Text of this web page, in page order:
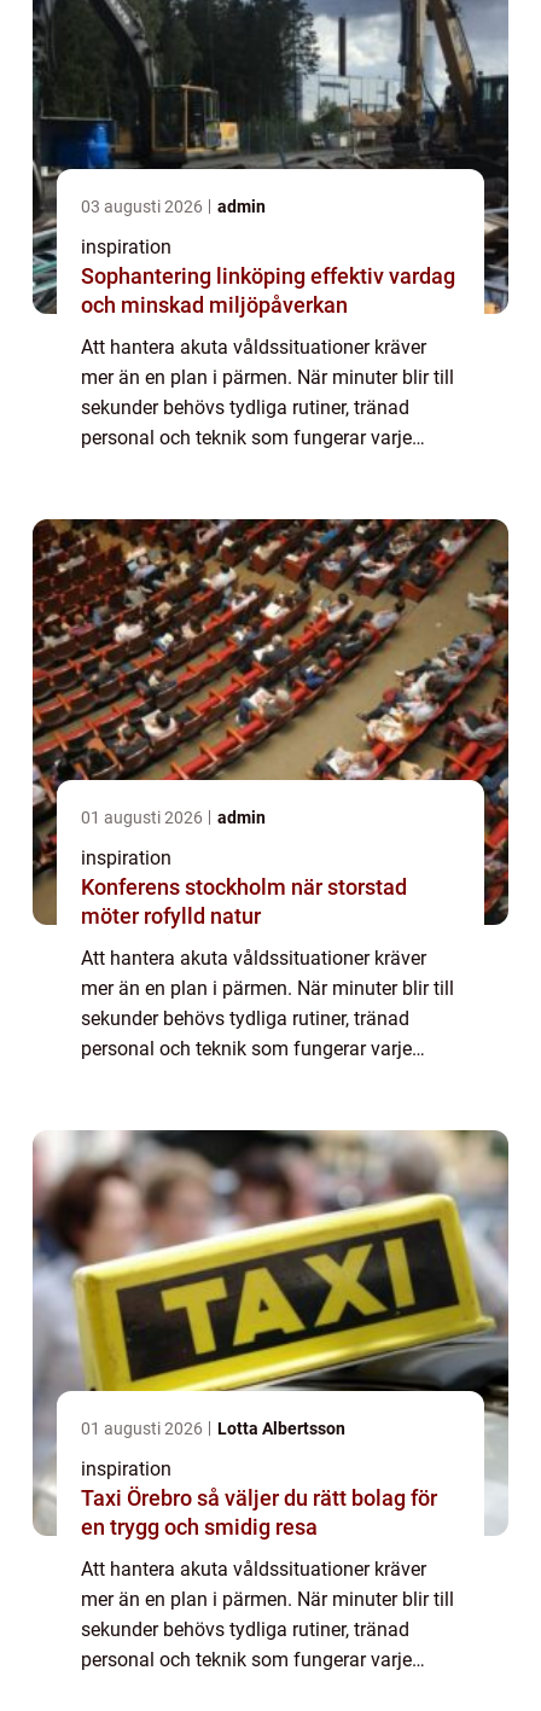
03 augusti 2026 admin
inspiration
Sophantering linköping effektiv vardag
och minskad miljöpåverkan
Att hantera akuta våldssituationer kräver
mer än en plan i pärmen. När minuter blir till
sekunder behövs tydliga rutiner, tränad
personal och teknik som fungerar varje
01 augusti 2026 admin
inspiration
Konferens stockholm när storstad
möter rofylld natur
Att hantera akuta våldssituationer kräver
mer än en plan i pärmen. När minuter blir till
sekunder behövs tydliga rutiner, tränad
personal och teknik som fungerar varje
01 augusti 2026 Lotta Albertsson
inspiration
Taxi Örebro så väljer du rätt bolag för
en trygg och smidig resa
Att hantera akuta våldssituationer kräver
mer än en plan i pärmen. När minuter blir till
sekunder behövs tydliga rutiner, tränad
personal och teknik som fungerar varje